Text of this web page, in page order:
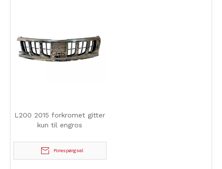
L200 2015 forkromet gitter
kun til engros
Forespørgsel